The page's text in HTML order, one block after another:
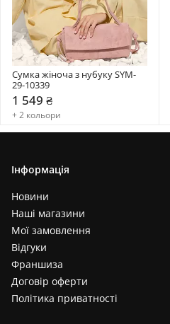
Сумка жіноча з нубуку SYM-
29-10339
1 549 ₴
+ 2 кольори
Інформація
Новини
Наші магазини
Мої замовлення
Відгуки
Франшиза
Договір оферти
Політика приватності